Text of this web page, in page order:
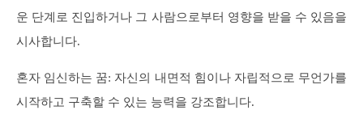
운 단계로 진입하거나 그 사람으로부터 영향을 받을 수 있음을
시사합니다.
혼자 임신하는 꿈: 자신의 내면적 힘이나 자립적으로 무언가를
시작하고 구축할 수 있는 능력을 강조합니다.